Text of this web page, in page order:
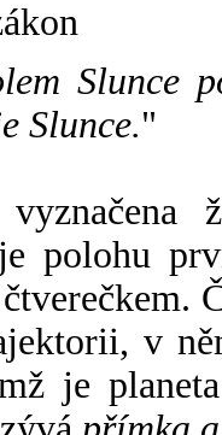
Slunce
Slunce."
polohu
v
je